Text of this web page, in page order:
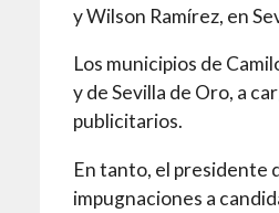
y Wilson Ramírez, en
Los municipios de
y de Sevilla de Oro, a
publicitarios.
En tanto, el presidente
impugnaciones a